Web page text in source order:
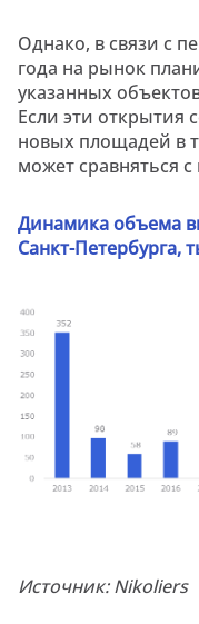
Однако, в связи с
года на рынок
указанных
Если эти открытия
новых площадей в
может сравняться
Динамика объема
Санкт-Петербурга,
Источник: Nikoliers